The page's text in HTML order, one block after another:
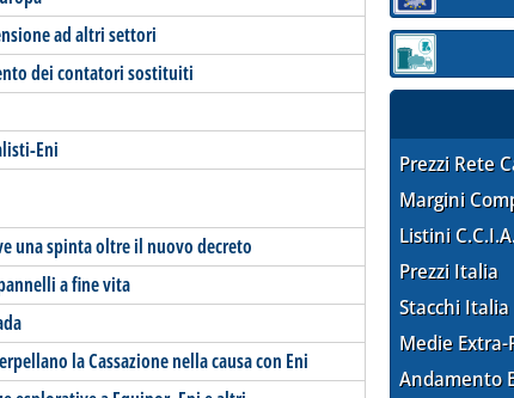
ad altri settori
dei contatori sostituiti
Eni
una spinta oltre il nuovo decreto
a fine vita
la Cassazione nella causa con Eni
Sezione:
Prezzi Rete
Margini
Listini
Prezzi Italia
Stacchi Italia
Medie Extra-
Andamento